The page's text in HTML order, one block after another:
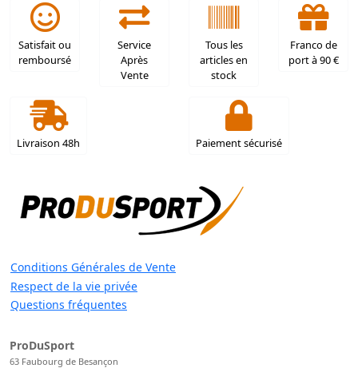
Satisfait ou
remboursé
Service
Après
Vente
Tous les
articles en
stock
Franco de
port à 90 €
Livraison 48h Paiement sécurisé
Conditions Générales de Vente
Respect de la vie privée
Questions fréquentes
ProDuSport
63 Faubourg de Besançon